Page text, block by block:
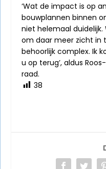
‘Wat de impact is op
bouwplannen binnen
niet helemaal
om daar meer zicht in
behoorlijk complex. Ik
u op terug’, aldus
raad.
38